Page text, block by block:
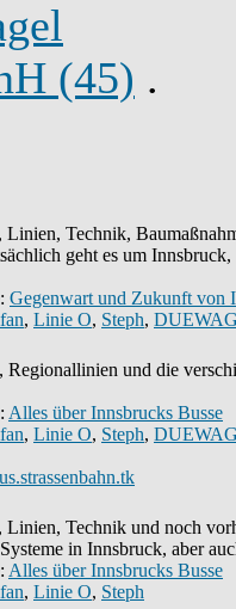
(45) .
Linien, Technik,
geht es um Innsbruck,
Gegenwart und Zukunft von
, Linie O, Steph,
und die
Alles über Innsbrucks Busse
, Linie O, Steph,
Linien, Technik und noch
in Innsbruck, aber
Alles über Innsbrucks Busse
, Linie O, Steph